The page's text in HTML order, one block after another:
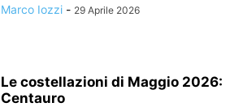
Marco Iozzi - 29 Aprile 2026
Le costellazioni di Maggio 2026:
Centauro